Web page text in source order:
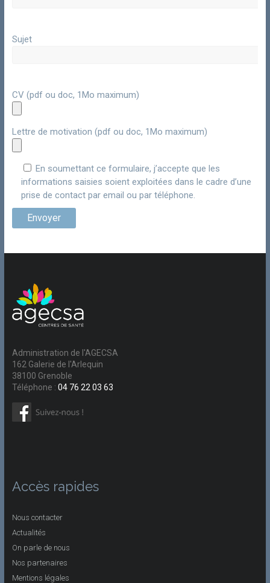
Sujet
CV (pdf ou doc, 1Mo maximum)
Lettre de motivation (pdf ou doc, 1Mo maximum)
En soumettant ce formulaire, j’accepte que les
informations saisies soient exploitées dans le cadre d’une
prise de contact par email ou par téléphone.
Administration de l'AGECSA
162 Galerie de l'Arlequin
38100 Grenoble
Téléphone : 04 76 22 03 63
Accès rapides
Nous contacter
Actualités
On parle de nous
Nos partenaires
Mentions légales